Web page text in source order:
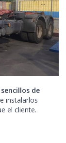
de
instalarlos
el cliente.